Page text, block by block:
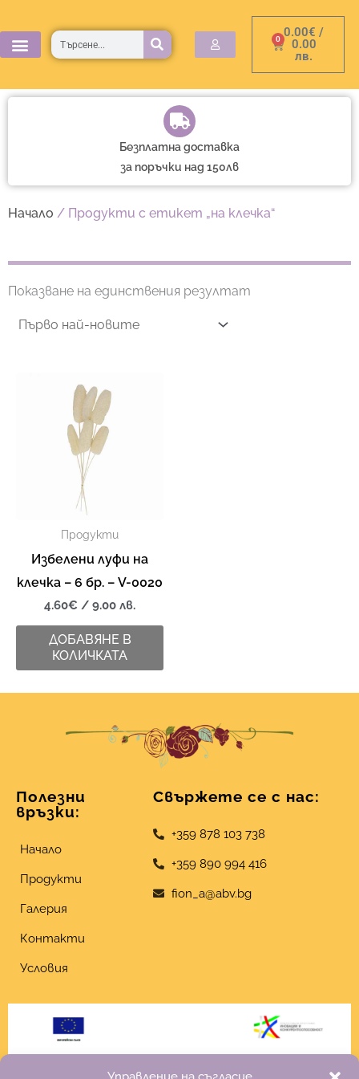
to
content
0.00€ /
0.00
лв.
0
Cart
Търсене
Начало / Продукти с етикет „на клечка“
Безплатна доставка
за поръчки над 150лв
Показване на единствения резултат
Продукти
Избелени луфи на
клечка – 6 бр. – V-0020
4.60€ / 9.00 лв.
ДОБАВЯНЕ В
КОЛИЧКАТА
Полезни
връзки:
Начало
Продукти
Галерия
Контакти
Условия
Свържете се с нас:
+359 878 103 738
+359 890 994 416
fion_a@abv.bg